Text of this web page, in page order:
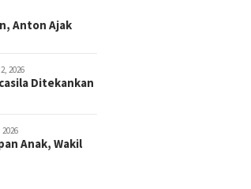
Anton Ajak
2026
Ditekankan
Anak, Wakil